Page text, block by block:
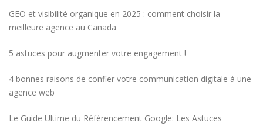
GEO et visibilité organique en 2025 : comment choisir la
meilleure agence au Canada
5 astuces pour augmenter votre engagement !
4 bonnes raisons de confier votre communication digitale à une
agence web
Le Guide Ultime du Référencement Google: Les Astuces